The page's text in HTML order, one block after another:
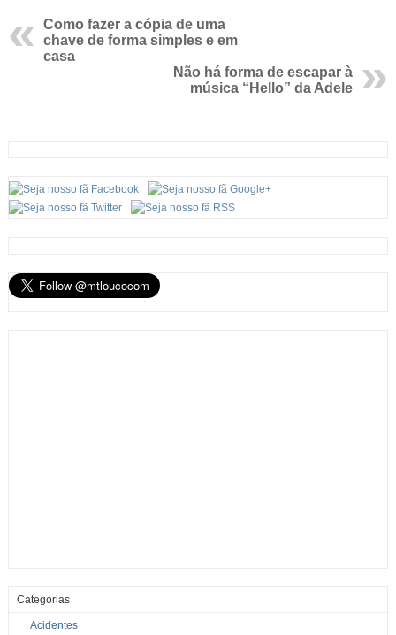
Como fazer a cópia de uma
chave de forma simples e em
casa
Não há forma de escapar à
música “Hello” da Adele
Categorias
Acidentes